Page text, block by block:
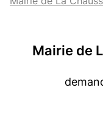
Mairie de